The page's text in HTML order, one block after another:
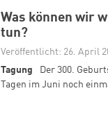
Was können wir
tun?
Veröffentlicht: 26. April
Tagung
Der 300.
Tagen im Juni noch